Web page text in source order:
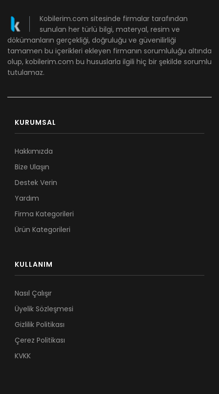
Kobilerim.com sitesinde firmalar tarafından
sunulan her türlü bilgi, materyal, resim ve
dökümanların gerçekliği, doğruluğu ve güvenilirliği
tamamen bu içerikleri ekleyen firmanın sorumluluğu altında
olup, kobilerim.com bu hususlarla ilgili hiç bir şekilde sorumlu
tutulamaz.
KURUMSAL
Hakkımızda
Bize Ulaşın
Destek Verin
Yardım
Firma Kategorileri
Ürün Kategorileri
KULLANIM
Nasıl Çalışır
Üyelik Sözleşmesi
Gizlilik Politikası
Çerez Politikası
KVKK